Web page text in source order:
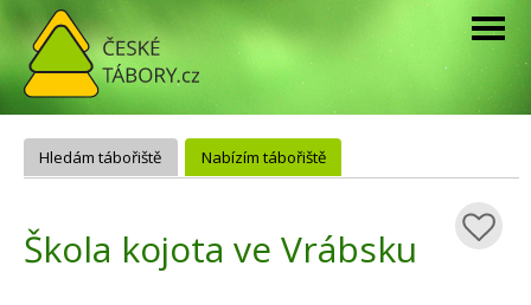
Hledám tábořiště Nabízím tábořiště
Škola kojota ve Vrábsku